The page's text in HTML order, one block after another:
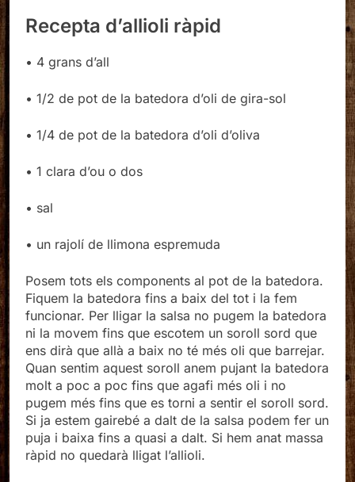
Recepta d’allioli ràpid
• 4 grans d’all
• 1/2 de pot de la batedora d’oli de gira-sol
• 1/4 de pot de la batedora d’oli d’oliva
• 1 clara d’ou o dos
• sal
• un rajolí de llimona espremuda
Posem tots els components al pot de la batedora.
Fiquem la batedora fins a baix del tot i la fem
funcionar. Per lligar la salsa no pugem la batedora
ni la movem fins que escotem un soroll sord que
ens dirà que allà a baix no té més oli que barrejar.
Quan sentim aquest soroll anem pujant la batedora
molt a poc a poc fins que agafi més oli i no
pugem més fins que es torni a sentir el soroll sord.
Si ja estem gairebé a dalt de la salsa podem fer un
puja i baixa fins a quasi a dalt. Si hem anat massa
ràpid no quedarà lligat l’allioli.